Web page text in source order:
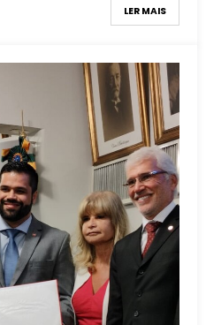
LER MAIS